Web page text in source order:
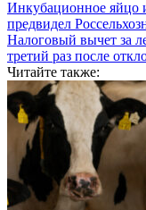
Инкубационное яйцо
предвидел
Налоговый вычет за
третий раз после
Читайте также: